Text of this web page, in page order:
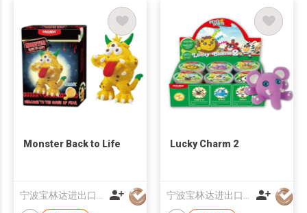
Monster Back to Life Lucky Charm 2